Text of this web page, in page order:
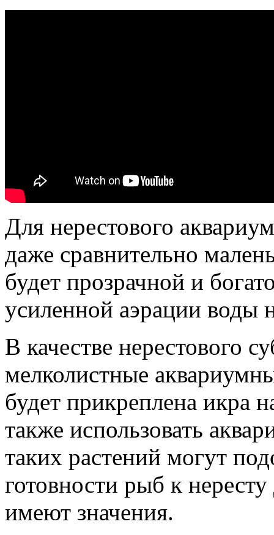
Для нерестового
даже сравнительно
будет прозрачной и
усиленной аэрации воды
В качестве нерестового
мелколистные
будет прикреплена икра
также использовать
таких растений могут
готовности рыб к
имеют значения.